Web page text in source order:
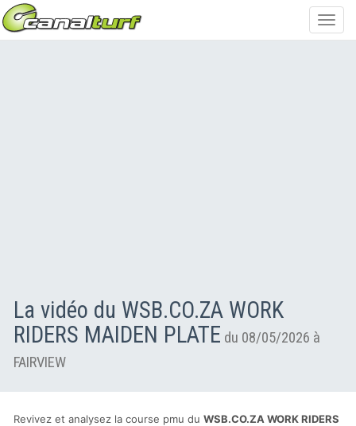
La vidéo du WSB.CO.ZA WORK
RIDERS MAIDEN PLATE du 08/05/2026 à
FAIRVIEW
Revivez et analysez la course pmu du WSB.CO.ZA WORK RIDERS